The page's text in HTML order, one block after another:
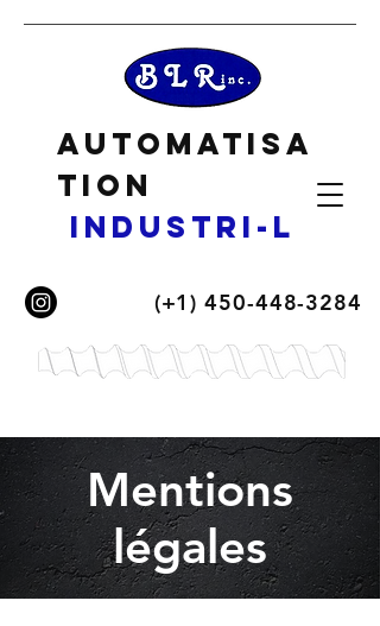
Automatisa
tion
industri-L
(+1)450-448-3284
Mentions
légales